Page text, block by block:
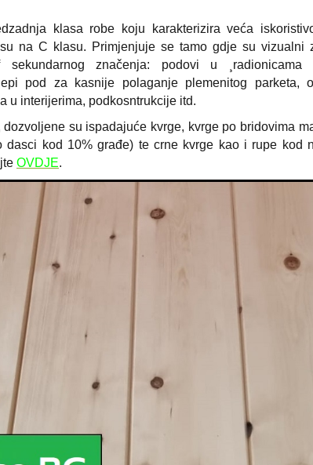
klasa robe koju karakterizira veća
na C klasu. Primjenjuje se tamo gdje su vizualni
sekundarnog značenja: podovi u ¸radionicama
pod za kasnije polaganje plemenitog parketa,
u interijerima, podkosntrukcije itd.
dozvoljene su ispadajuće kvrge, kvrge po bridovima
dasci kod 10% građe) te crne kvrge kao i rupe kod
OVDJE.